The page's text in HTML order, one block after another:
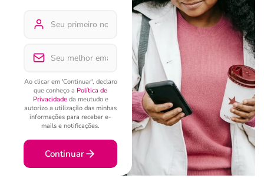
Ao clicar em 'Continuar', declaro
que conheço a Política de
Privacidadeda meutudo e
autorizo a utilização das minhas
informações para receber e-
mails e notificações.
Continuar